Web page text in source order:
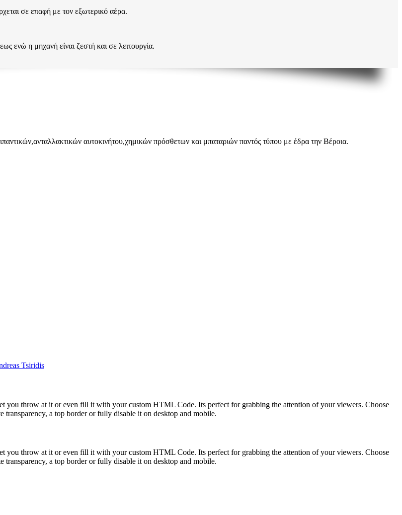
σε επαφή με τον εξωτερικό αέρα.
ενώ η μηχανή είναι ζεστή και σε λειτουργία.
αυτοκινήτου,χημικών πρόσθετων και μπαταριών παντός τύπου με έδρα την Βέροια.
Tsiridis
you throw at it or even fill it with your custom HTML Code. Its perfect for grabbing the attention of your viewers. Choose
a top border or fully disable it on desktop and mobile.
you throw at it or even fill it with your custom HTML Code. Its perfect for grabbing the attention of your viewers. Choose
a top border or fully disable it on desktop and mobile.